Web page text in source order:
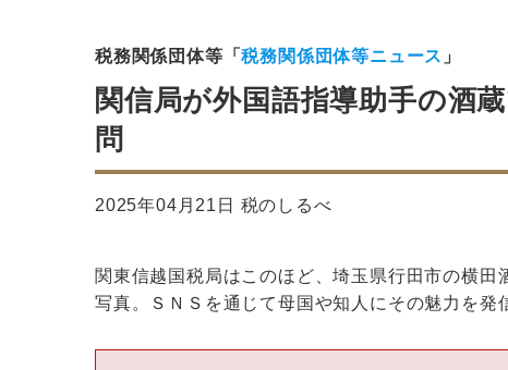
税務関係団体等「税務関係団体等ニュース 」
関信局が外国語指導助手の酒
問
2025年04月21日 税のしるべ
関東信越国税局はこのほど、埼玉県行田市の横
写真。ＳＮＳを通じて母国や知人にその魅力を